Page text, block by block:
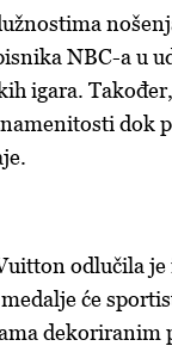
NBC-a u
igara.
dok
odlučila je
će
dekoriranim